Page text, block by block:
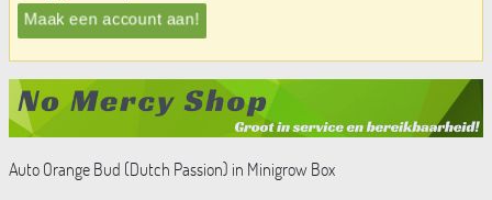
Maak een account aan!
Auto Orange Bud (Dutch Passion) in Minigrow Box